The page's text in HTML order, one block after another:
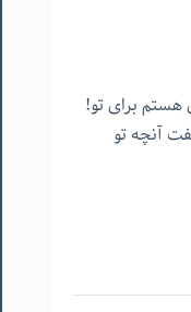
هستم برای تو!
آنچه تو